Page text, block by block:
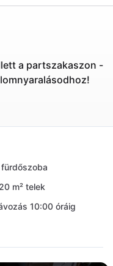
a partszakaszon -
m² telek
10:00 óráig